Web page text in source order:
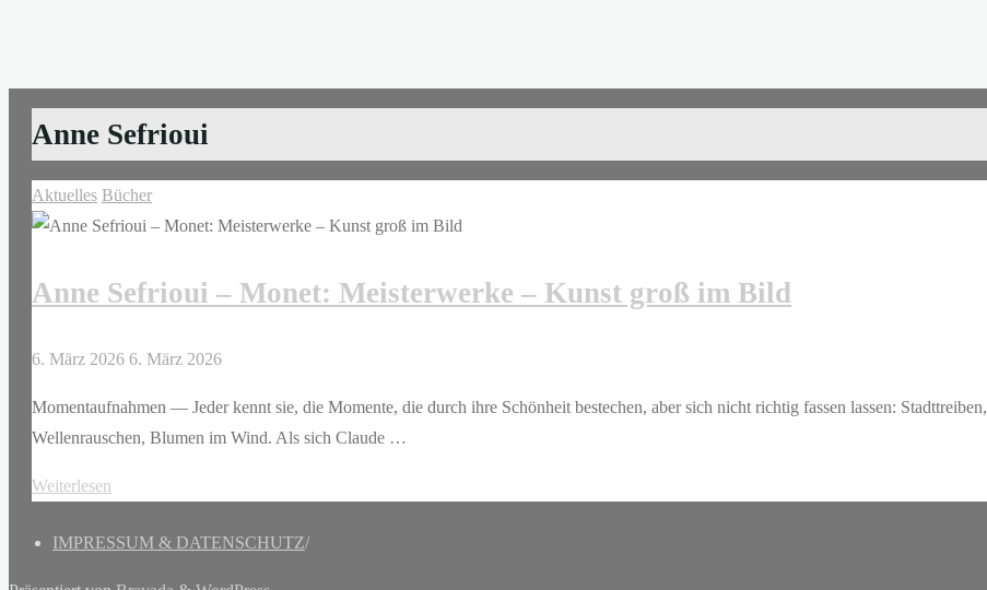
Anne Sefrioui
Aktuelles Bücher
Anne Sefrioui – Monet: Meisterwerke – Kunst groß im Bild
6. März 2026 6. März 2026
Momentaufnahmen — Jeder kennt sie, die Momente, die durch ihre Schönheit bestechen, aber sich nicht richtig fassen lassen: Stadttreiben,
Wellenrauschen, Blumen im Wind. Als sich Claude …
Weiterlesen
–
IMPRESSUM & DATENSCHUTZ/